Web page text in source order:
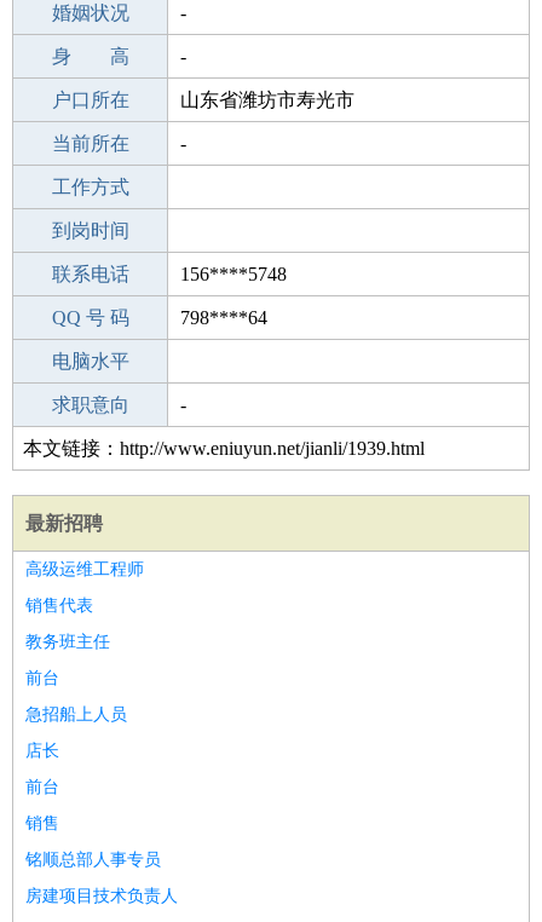
出生年月 1981-12-23
婚姻状况 -
学 历 高中
身 高 -
毕业学校 台州横河中学
户口所在 山东省潍坊市寿光市
所学专业 -
当前所在 -
工作经验
工作方式
驾 照
到岗时间
期望月薪
联系电话 156****5748
手机号码 156****5748
QQ 号 码 798****64
微信号码
电脑水平
外语水平
求职意向 -
本文链接：http://www.eniuyun.net/jianli/1939.html
最新招聘
高级运维工程师
销售代表
教务班主任
前台
急招船上人员
店长
前台
销售
铭顺总部人事专员
房建项目技术负责人